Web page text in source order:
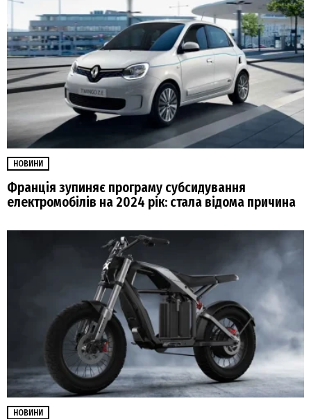
НОВИНИ
Франція зупиняє програму субсидування
електромобілів на 2024 рік: стала відома причина
НОВИНИ